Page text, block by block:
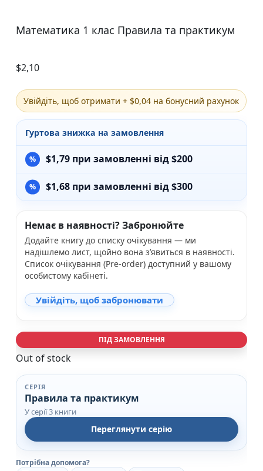
Математика 1 клас Правила та практикум
$2,10
Увійдіть, щоб отримати + $0,04 на бонусний рахунок
Гуртова знижка на замовлення
$1,79 при замовленні від $200
$1,68 при замовленні від $300
Немає в наявності? Забронюйте
Додайте книгу до списку очікування — ми
надішлемо лист, щойно вона з’явиться в наявності.
Список очікування (Pre-order) доступний у вашому
особистому кабінеті.
Увійдіть, щоб забронювати
ПІД ЗАМОВЛЕННЯ
Out of stock
СЕРІЯ
Правила та практикум
У серії 3 книги
Переглянути серію
Потрібна допомога?